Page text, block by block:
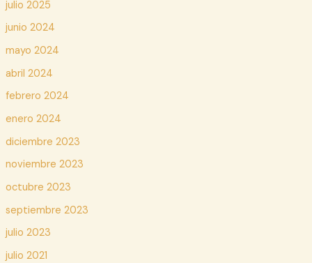
julio 2025
junio 2024
mayo 2024
abril 2024
febrero 2024
enero 2024
diciembre 2023
noviembre 2023
octubre 2023
septiembre 2023
julio 2023
julio 2021